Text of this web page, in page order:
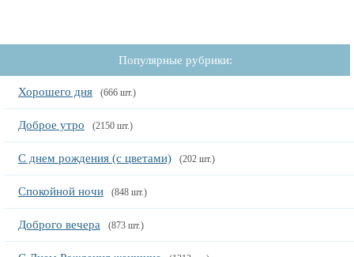
Популярные рубрики:
Хорошего дня (666 шт.)
Доброе утро (2150 шт.)
С днем рождения (с цветами) (202 шт.)
Спокойной ночи (848 шт.)
Доброго вечера (873 шт.)